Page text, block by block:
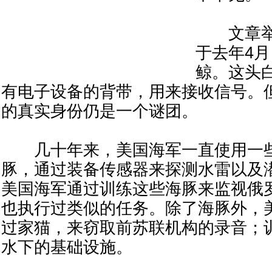
文章举
于去年4
鲸。这头
有电子设备的背带，用来接收信号。
的真实身份仍是一个谜团。
几十年来，美国海军一直使用一
豚，通过装备传感器来探测水雷以及
美国海军通过训练这些海豚来监视俄
也执行过类似的任务。除了海豚外，
过家猫，来窃取前苏联机构的录音；
水下的基础设施。